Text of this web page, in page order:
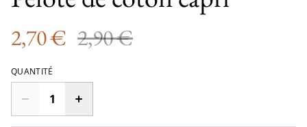
2,70 € 2,90 €
QUANTITÉ